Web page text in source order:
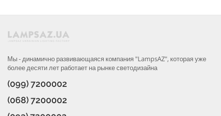
Мы - динамично развивающаяся компания "LampsAZ", которая уже
более десяти лет работает на рынке светодизайна
(099) 7200002
(068) 7200002